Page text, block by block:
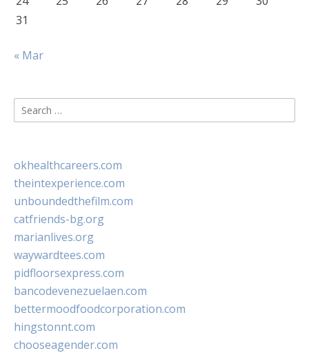
31
« Mar
Search
for:
okhealthcareers.com
theintexperience.com
unboundedthefilm.com
catfriends-bg.org
marianlives.org
waywardtees.com
pidfloorsexpress.com
bancodevenezuelaen.com
bettermoodfoodcorporation.com
hingstonnt.com
chooseagender.com